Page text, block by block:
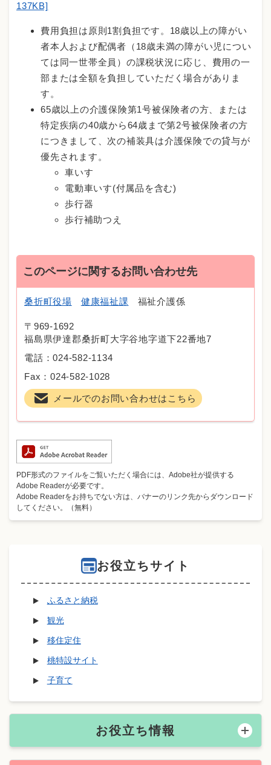
137KB]
費用負担は原則1割負担です。18歳以上の障がい
者本人および配偶者（18歳未満の障がい児につい
ては同一世帯全員）の課税状況に応じ、費用の一
部または全額を負担していただく場合がありま
す。
65歳以上の介護保険第1号被保険者の方、または
特定疾病の40歳から64歳まで第2号被保険者の方
につきまして、次の補装具は介護保険での貸与が
優先されます。
車いす
電動車いす(付属品を含む)
歩行器
歩行補助つえ
このページに関するお問い合わせ先
桑折町役場 健康福祉課 福祉介護係
〒969-1692
福島県伊達郡桑折町大字谷地字道下22番地7
電話：024-582-1134
Fax：024-582-1028
メールでのお問い合わせはこちら
PDF形式のファイルをご覧いただく場合には、Adobe社が提供する
Adobe Readerが必要です。
Adobe Readerをお持ちでない方は、バナーのリンク先からダウンロード
してください。（無料）
お役立ちサイト
ふるさと納税
観光
移住定住
桃特設サイト
子育て
お役立ち情報